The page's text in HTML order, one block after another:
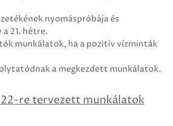
nyomáspróbája és
21. hétre.
munkálatok, ha a pozitív vízminták
a megkezdett munkálatok.
re tervezett munkálatok